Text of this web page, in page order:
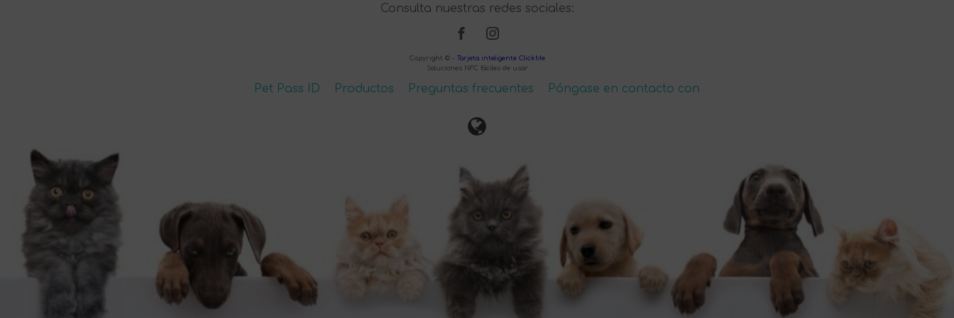
Consulta nuestras redes sociales:
Copyright © - Tarjeta inteligente ClickMe
Soluciones NFC fáciles de usar
Pet Pass ID Productos Preguntas frecuentes Póngase en contacto con